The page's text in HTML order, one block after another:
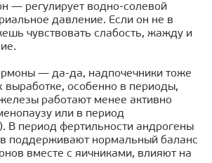
— регулирует водно-солевой
давление. Если он не в
чувствовать слабость, жажду и
— да-да, надпочечники тоже
выработке, особенно в периоды,
работают менее активно
или в период
В период фертильности андрогены
поддерживают нормальный баланс
вместе с яичниками, влияют на